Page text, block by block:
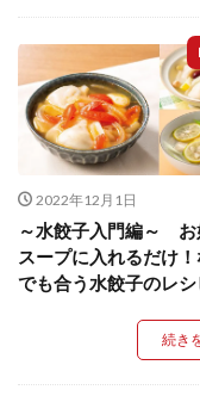
2022年12月1日
～水餃子入門編～ お
スープに入れるだけ
でも合う水餃子のレ
続き
衛生管
謹製 羽根つき なに
夏
5フリー
おうちde街中華コ
お取り寄せ
うどん
キャ
クリスピーひとく
Strategic Cooking
Global menu